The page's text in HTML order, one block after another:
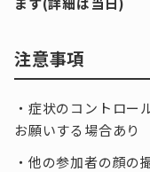
注意事項
・症状のコントロー
お願いする場合あり
・他の参加者の顔の